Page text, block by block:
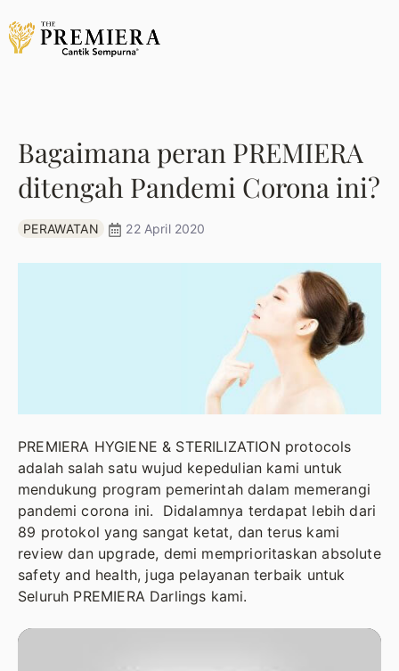
Bagaimana peran PREMIERA
ditengah Pandemi Corona ini?
PERAWATAN 22 April 2020
PREMIERA HYGIENE & STERILIZATION protocols
adalah salah satu wujud kepedulian kami untuk
mendukung program pemerintah dalam memerangi
pandemi corona ini. Didalamnya terdapat lebih dari
89 protokol yang sangat ketat, dan terus kami
review dan upgrade, demi memprioritaskan absolute
safety and health, juga pelayanan terbaik untuk
Seluruh PREMIERA Darlings kami.